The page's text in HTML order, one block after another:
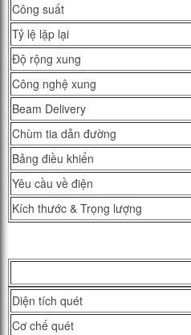
Công suất
Tỷ lệ lặp lại
Độ rộng xung
Công nghệ xung
Beam Delivery
Chùm tia dẫn đường
Bảng điều khiển
Yêu cầu về điện
Kích thước & Trọng lượng
Diện tích quét
Cơ chế quét